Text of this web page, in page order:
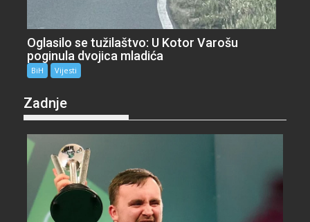
Oglasilo se tužilaštvo: U Kotor Varošu
poginula dvojica mladića
BiH Vijesti
Zadnje